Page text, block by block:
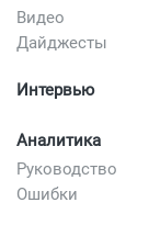
Видео
Дайджесты
Интервью
Аналитика
Руководство
Ошибки